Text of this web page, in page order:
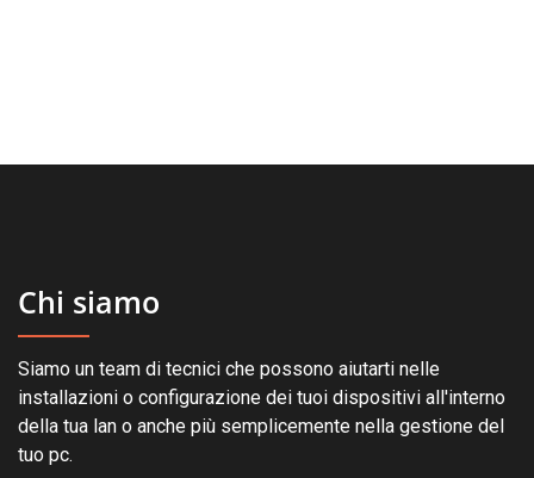
Chi siamo
Siamo un team di tecnici che possono aiutarti nelle
installazioni o configurazione dei tuoi dispositivi all'interno
della tua lan o anche più semplicemente nella gestione del
tuo pc.